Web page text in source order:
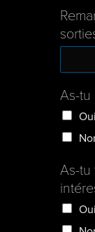
As-tu
Oui
As-tu
Oui